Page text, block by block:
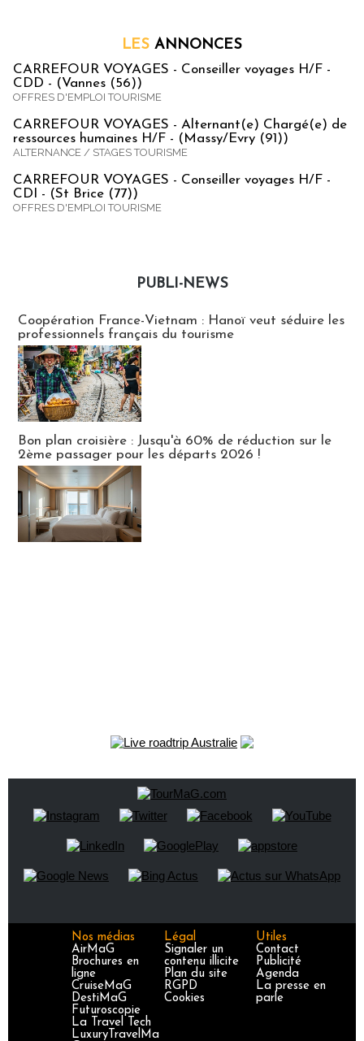
LES ANNONCES
CARREFOUR VOYAGES - Conseiller voyages H/F -
CDD - (Vannes (56))
OFFRES D'EMPLOI TOURISME
CARREFOUR VOYAGES - Alternant(e) Chargé(e) de
ressources humaines H/F - (Massy/Evry (91))
ALTERNANCE / STAGES TOURISME
CARREFOUR VOYAGES - Conseiller voyages H/F -
CDI - (St Brice (77))
OFFRES D'EMPLOI TOURISME
PUBLI-NEWS
Coopération France-Vietnam : Hanoï veut séduire les
professionnels français du tourisme
Bon plan croisière : Jusqu'à 60% de réduction sur le
2ème passager pour les départs 2026 !
Nos médias
AirMaG
Brochures en
ligne
CruiseMaG
DestiMaG
Futuroscopie
La Travel Tech
LuxuryTravelMa
Légal
Signaler un
contenu illicite
Plan du site
RGPD
Cookies
Utiles
Contact
Publicité
Agenda
La presse en
parle